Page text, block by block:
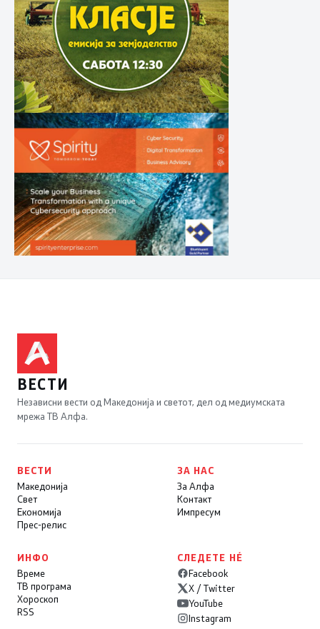
ВЕСТИ
Независни вести од Македонија и светот, дел од медиумската
мрежа ТВ Алфа.
ВЕСТИ
Македонија
Свет
Економија
Прес-релис
ЗА НАС
За Алфа
Контакт
Импресум
ИНФО
Време
ТВ програма
Хороскоп
RSS
СЛЕДЕТЕ НÉ
Facebook
X / Twitter
YouTube
Instagram